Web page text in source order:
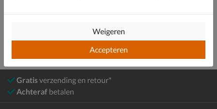
Gratisverzending en retour*
Achteraf betalen
Accepteren
Weigeren